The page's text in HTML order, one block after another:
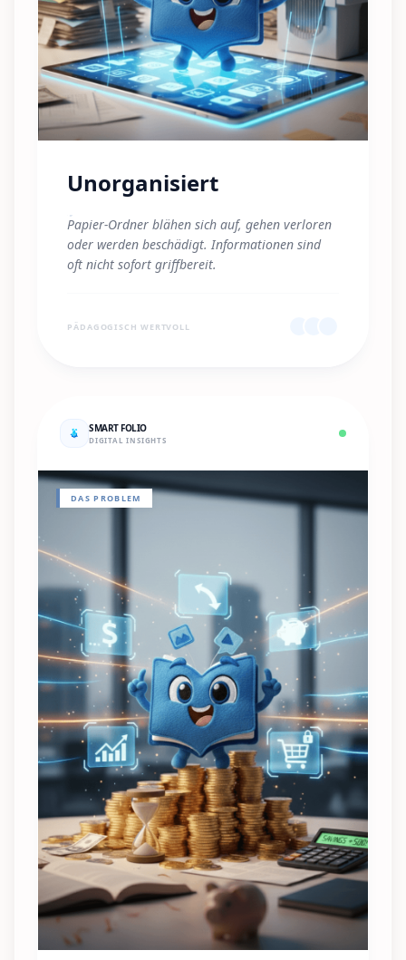
Unorganisiert
"
Papier-Ordner blähen sich auf, gehen verloren
oder werden beschädigt. Informationen sind
oft nicht sofort griffbereit.
PÄDAGOGISCH WERTVOLL
SMART FOLIO
DIGITAL INSIGHTS
DAS PROBLEM